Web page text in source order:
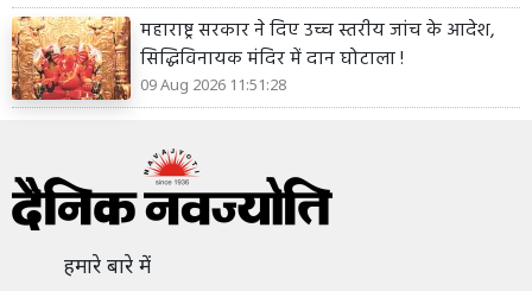
महाराष्ट्र सरकार ने दिए उच्च स्तरीय जांच के आदेश,
सिद्धिविनायक मंदिर में दान घोटाला !
09 Aug 2026 11:51:28
हमारे बारे में